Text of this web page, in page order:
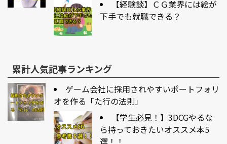
【経験談】ＣＧ業界には絵が
下手でも就職できる？
累計人気記事ランキング
ゲーム会社に採用されやすいポートフォリ
オを作る「た行の法則」
【学生必見！】3DCGやるな
ら持っておきたいオススメ本5
選！！